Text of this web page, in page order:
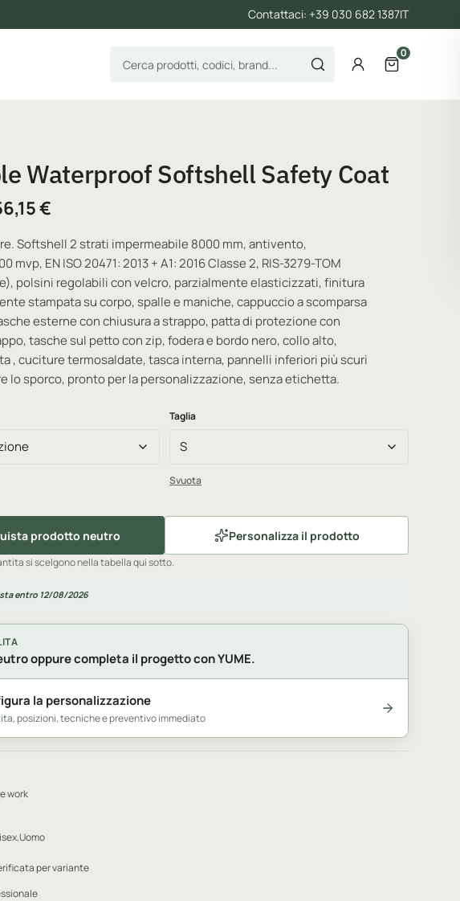
Contattaci: +39 030 682 1387IT
Cerca prodotti AccountApri il
0
Waterproof Softshell Safety Coat
€
Softshell 2 strati impermeabile 8000 mm, antivento,
mvp, EN ISO 20471: 2013 + A1: 2016 Classe 2, RIS-3279-TOM
polsini regolabili con velcro, parzialmente elasticizzati, finitura
stampata su corpo, spalle e maniche, cappuccio a scomparsa
esterne con chiusura a strappo, patta di protezione con
tasche sul petto con zip, fodera e bordo nero, collo alto,
, cuciture termosaldate, tasca interna, pannelli inferiori più scuri
lo sporco, pronto per la personalizzazione, senza etichetta.
Taglia
Svuota
prodotto neutro Personalizza il prodotto
si scelgono nella tabella qui sotto.
entro 12/08/2026
oppure completa il progetto con YUME.
la personalizzazione
posizioni, tecniche e preventivo immediato
work
,Uomo
per variante